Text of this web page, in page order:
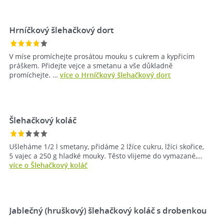
Hrníčkový šlehačkový dort
V míse promíchejte prosátou mouku s cukrem a kypřicím
práškem. Přidejte vejce a smetanu a vše důkladně
promíchejte. … více o Hrníčkový šlehačkový dort
Šlehačkový koláč
Ušleháme 1/2 l smetany, přidáme 2 lžíce cukru, lžíci skořice,
5 vajec a 250 g hladké mouky. Těsto vlijeme do vymazané,…
více o Šlehačkový koláč
Jablečný (hruškový) šlehačkový koláč s drobenkou